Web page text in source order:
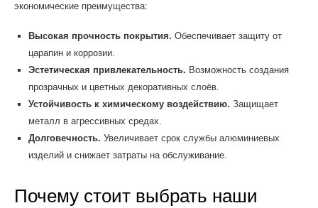
экономические преимущества:
Высокая прочность покрытия. Обеспечивает защиту от
царапин и коррозии.
Эстетическая привлекательность. Возможность создания
прозрачных и цветных декоративных слоёв.
Устойчивость к химическому воздействию. Защищает
металл в агрессивных средах.
Долговечность. Увеличивает срок службы алюминиевых
изделий и снижает затраты на обслуживание.
Почему стоит выбрать наши